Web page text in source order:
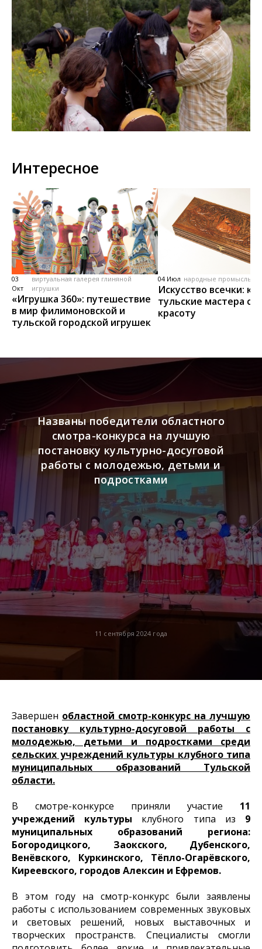
Интересное
03
Окт
виртуальная галерея глиняной
игрушки
«Игрушка 360»: путешествие
в мир филимоновской и
тульской городской игрушек
04 Июл народные промыслы,
Искусство всечки: как
тульские мастера
красоту
11 сентября 2024 года
Названы победители областного
смотра-конкурса на лучшую
постановку культурно-досуговой
работы с молодежью, детьми и
подростками
Завершен областной смотр-конкурс на лучшую
постановку культурно-досуговой работы с
молодежью, детьми и подростками среди
сельских учреждений культуры клубного типа
муниципальных образований Тульской
области.
В смотре-конкурсе приняли участие 11
учреждений культуры клубного типа из 9
муниципальных образований региона:
Богородицкого, Заокского, Дубенского,
Венёвского, Куркинского, Тёпло-Огарёвского,
Киреевского, городов Алексин и Ефремов.
В этом году на смотр-конкурс были заявлены
работы с использованием современных звуковых
и световых решений, новых выставочных и
творческих пространств. Специалисты смогли